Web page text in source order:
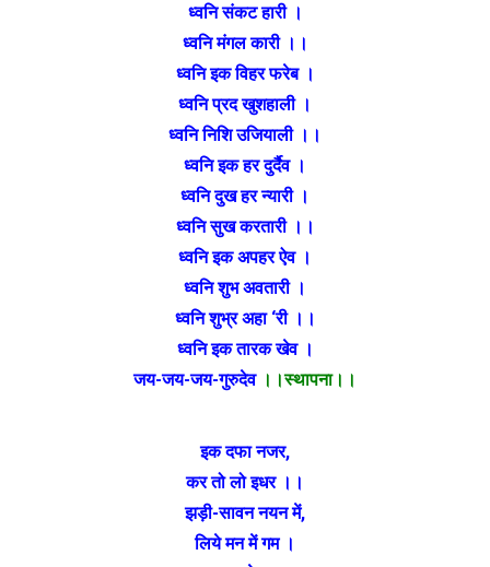
ध्वनि संकट हारी ।
ध्वनि मंगल कारी ।।
ध्वनि इक विहर फरेब ।
ध्वनि प्रद खुशहाली ।
ध्वनि निशि उजियाली ।।
ध्वनि इक हर दुर्दैव ।
ध्वनि दुख हर न्यारी ।
ध्वनि सुख करतारी ।।
ध्वनि इक अपहर ऐव ।
ध्वनि शुभ अवतारी ।
ध्वनि शुभ्र अहा ‘री ।।
ध्वनि इक तारक खेव ।
जय-जय-जय-गुरुदेव ।।स्थापना।।
इक दफा नजर,
कर तो लो इधर ।।
झड़ी-सावन नयन में,
लिये मन में गम ।